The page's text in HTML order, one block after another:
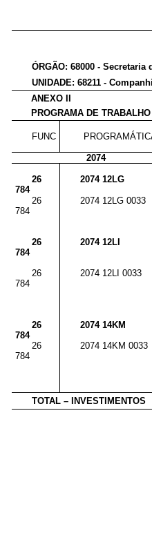
ÓRGÃO: 68000 - Secretaria
UNIDADE: 68211 -
ANEXO II
PROGRAMA DE
FUNC
2074
26
784
2074 12LG
26
784
2074 12LG 0033
26
784
2074 12LI
26
784
2074 12LI 0033
26
784
2074 14KM
26
784
2074 14KM 0033
TOTAL – INVESTIMENTOS